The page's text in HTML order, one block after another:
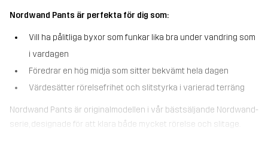
Nordwand Pants är perfekta för dig som:
Vill ha pålitliga byxor som funkar lika bra under vandring som
i vardagen
Föredrar en hög midja som sitter bekvämt hela dagen
Värdesätter rörelsefrihet och slitstyrka i varierad terräng
Nordwand Pants är originalmodellen i vår bästsäljande Nordwand-
serie, designade för att klara både mycket rörelse och slitage.